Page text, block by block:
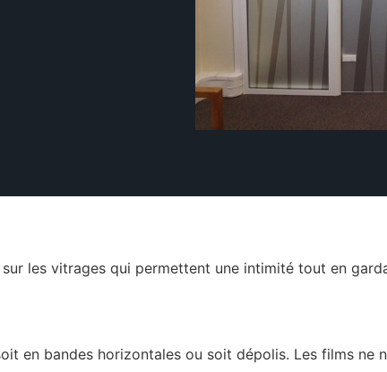
les vitrages qui permettent une intimité tout en
en bandes horizontales ou soit dépolis. Les films ne